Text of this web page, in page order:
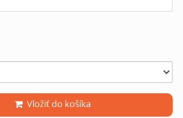
Vložiť do košíka